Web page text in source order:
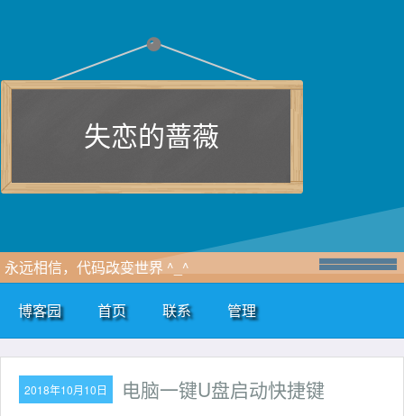
失恋的蔷薇
永远相信，代码改变世界 ^_^
博客园 首页 联系 管理
2018年10月10日 电脑一键U盘启动快捷键